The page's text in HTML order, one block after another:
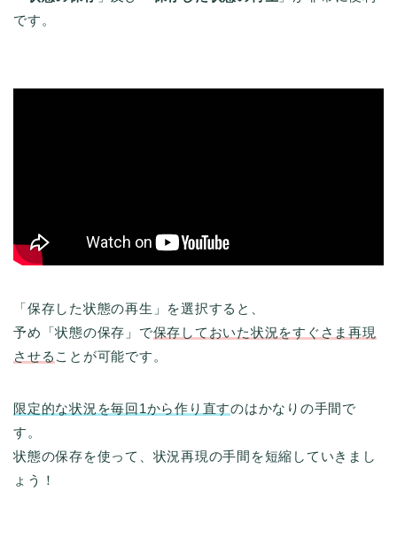
です。
「保存した状態の再生」を選択すると、
予め「状態の保存」で保存しておいた状況をすぐさま再現
させる ことが可能です。
限定的な状況を毎回1から作り直すのはかなりの手間で
す。
状態の保存を使って、状況再現の手間を短縮していきまし
ょう！